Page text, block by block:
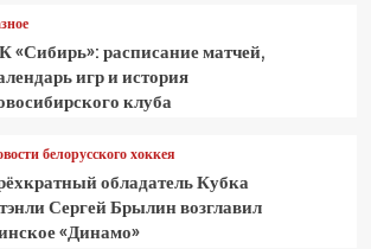
«Сибирь»: расписание матчей,
игр и история
клуба
белорусского хоккея
обладатель Кубка
Сергей Брылин возглавил
«Динамо»